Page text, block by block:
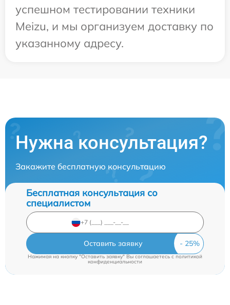
успешном тестировании техники
Meizu, и мы организуем доставку по
указанному адресу.
Нужна консультация?
Закажите бесплатную консультацию
Бесплатная консультация со
специалистом
Оставить заявку
Нажимая на кнопку "Оставить заявку" Вы соглашаетесь cполитикой
конфиденциальности